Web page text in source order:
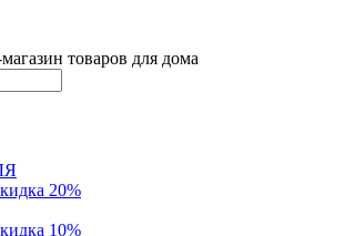
товаров для дома
20%
10%